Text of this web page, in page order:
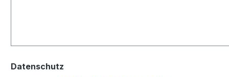
Datenschutz